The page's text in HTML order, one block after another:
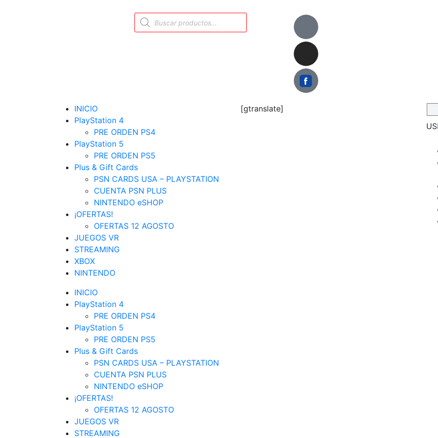
INICIO
PlayStation 4
PRE ORDEN PS4
PlayStation 5
PRE ORDEN PS5
Plus & Gift Cards
PSN CARDS USA – PLAYSTATION
CUENTA PSN PLUS
NINTENDO eSHOP
¡OFERTAS!
OFERTAS 12 AGOSTO
JUEGOS VR
STREAMING
XBOX
NINTENDO
INICIO
PlayStation 4
PRE ORDEN PS4
PlayStation 5
PRE ORDEN PS5
Plus & Gift Cards
PSN CARDS USA – PLAYSTATION
CUENTA PSN PLUS
NINTENDO eSHOP
¡OFERTAS!
OFERTAS 12 AGOSTO
JUEGOS VR
STREAMING
[gtranslate]